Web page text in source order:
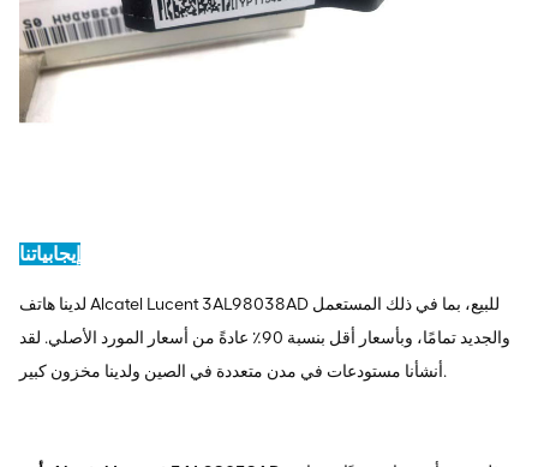
إيجابياتنا
لدينا هاتف Alcatel Lucent 3AL98038AD للبيع، بما في ذلك المستعمل
والجديد تمامًا، وبأسعار أقل بنسبة 90٪ عادةً من أسعار المورد الأصلي. لقد
أنشأنا مستودعات في مدن متعددة في الصين ولدينا مخزون كبير.